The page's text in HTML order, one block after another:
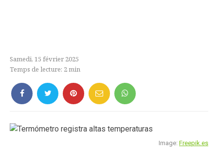
Samedi, 15 février 2025
Temps de lecture: 2min
Image: Freepik.es